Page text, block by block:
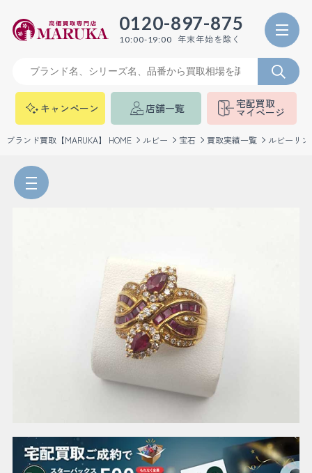
0120-897-875
10:00-19:00 年末年始を除く
キャンペーン 店舗一覧 宅配買取
マイページ
ブランド買取【MARUKA】 HOME ルビー 宝石 買取実績一覧 ルビーリン